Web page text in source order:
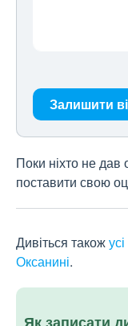
Залишити
Поки ніхто не дав
поставити свою
Дивіться також
Оксанині.